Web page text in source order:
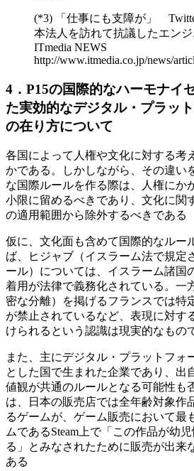
(*3) 「仕事にも支障が」
本法人を訪れて抗議したエン
ITmedia NEWS
http://www.itmedia.co.jp/news/
4．P15の国際的なハーモナイ
た実効的なデジタル・プラッ
の在り方について
各国によって人権や文化に対する考
かである。しかしながら、その違い
な国際ルールを作る際は、人権にか
小限に留めるべきであり、文化に関
の適用範囲から除外するべきである
仮に、文化面も含めて国際的なルー
ば、ヒジャブ（イスラーム法で規定
ール）については、イスラーム諸国
着用が法律で義務化されている。一
密な分離）を掲げるフランスでは特
が禁止されているなど、表現に対す
けられるという認識は現実的なもの
また、主にデジタル・プラットフォ
とした国で生まれた企業であり、出
値観が共通のルールとなる可能性も
は、日本の販売店では全年齢対象作
るゲームが、ゲーム販売において最
ムであるSteam上で「この作品が幼
る」とみなされたために販売が出来
ある